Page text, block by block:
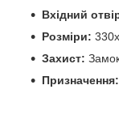
Вхідний
Розміри:
Захист:
Призначення: